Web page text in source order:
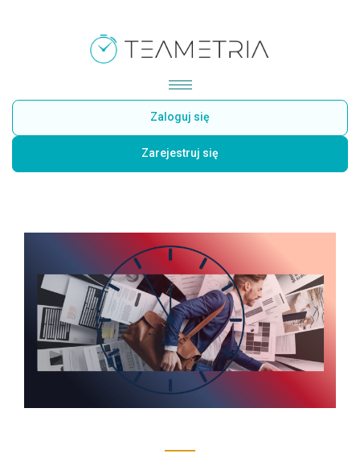
Zaloguj się
Zarejestruj się